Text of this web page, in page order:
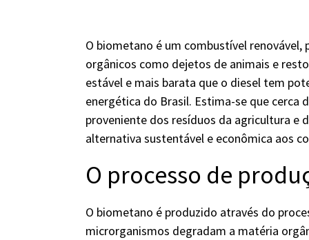
O biometano é um combustível
orgânicos como dejetos de animais e
estável e mais barata que o diesel tem
energética do Brasil. Estima-se que cerca
proveniente dos resíduos da agricultura e
alternativa sustentável e econômica aos
O processo de
O biometano é produzido através do
microrganismos degradam a matéria